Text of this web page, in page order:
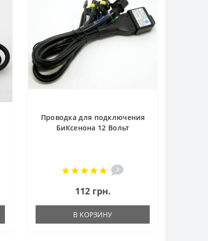
Проводка для подключения
БиКсенона 12 Вольт
3
112 грн.
В КОРЗИНУ